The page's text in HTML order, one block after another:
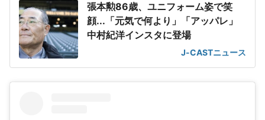
張本勲86歳、ユニフォーム姿で笑
顔...「元気で何より」「アッパレ」
中村紀洋インスタに登場
J-CASTニュース